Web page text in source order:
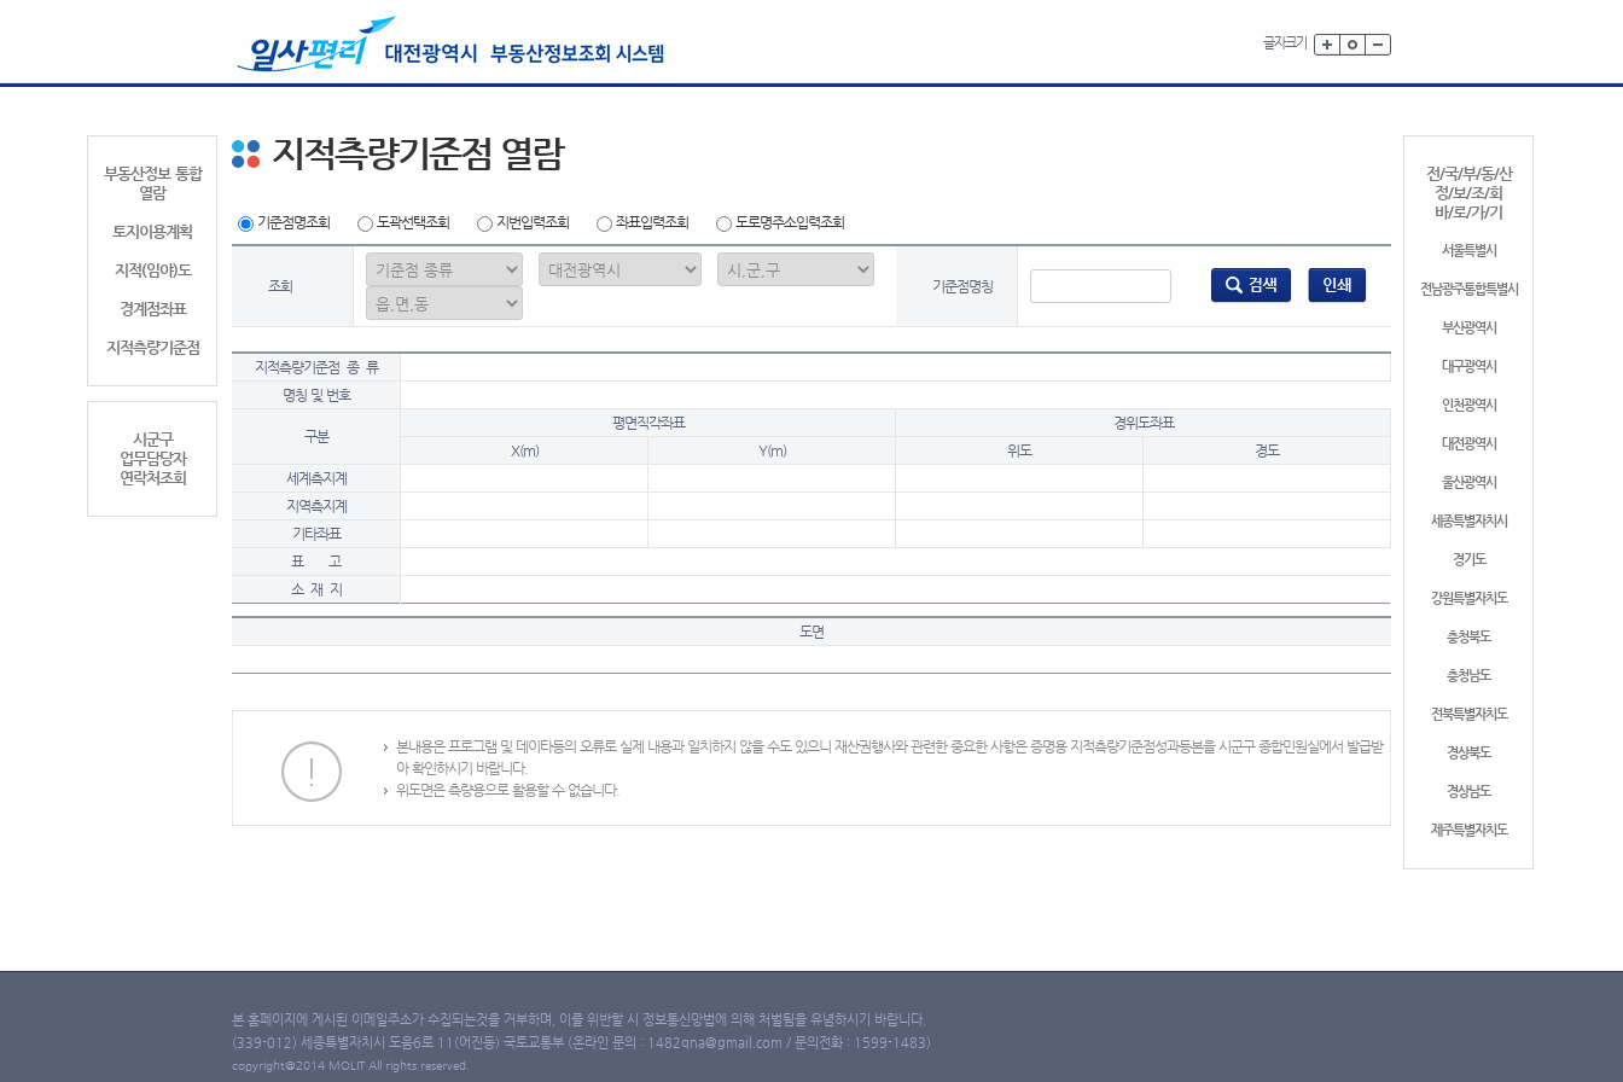
글자크기
부동산정보 통합
열람
토지이용계획
지적(임야)도
경계점좌표
지적측량기준점
시군구
업무담당자
연락처조회
전/국/부/동/산
정/보/조/회
바/로/가/기
서울특별시
전남광주통합특별시
부산광역시
대구광역시
인천광역시
대전광역시
울산광역시
세종특별자치시
경기도
강원특별자치도
충청북도
충청남도
전북특별자치도
경상북도
경상남도
제주특별자치도
지적측량기준점 열람
기준점명조회 도곽선택조회 지번입력조회 좌표입력조회 도로명주소입력조회
조회 기준점명칭
지적측량기준점 종 류
명칭 및 번호
구분
평면직각좌표
경위도좌표
X(m)
Y(m) 위도
경도
세계측지계
지역측지계
기타좌표
표 고
소 재 지
도면
본내용은 프로그램 및 데이타등의 오류로 실제 내용과 일치하지 않을 수도 있으니 재산권행사와 관련한 중요한 사항은 증명용 지적측량기준점성과등본을 시군구 종합민원실에서 발급받
아 확인하시기 바랍니다.
위도면은 측량용으로 활용할 수 없습니다.
본 홈페이지에 게시된 이메일주소가 수집되는것을 거부하며, 이를 위반할 시 정보통신망법에 의해 처벌됨을 유념하시기 바랍니다.
(339-012) 세종특별자치시 도움6로 11(어진동) 국토교통부 (온라인 문의 : 1482qna@gmail.com / 문의전화 : 1599-1483)
copyright@2014 MOLIT All rights reserved.